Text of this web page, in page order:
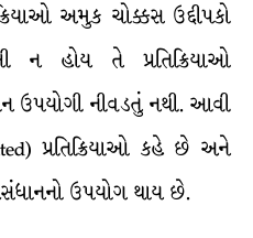
અમુક ચોક્કસ ઉદ્દીપકો
ન હોય તે પ્રતિક્રિયાઓ
ઉપયોગી નીવડતું નથી. આવી
પ્રતિક્રિયાઓ કહે છે અને
ઉપયોગ થાય છે.